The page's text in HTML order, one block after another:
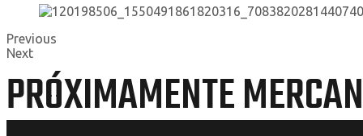
Previous
Next
PRÓXIMAMENTE